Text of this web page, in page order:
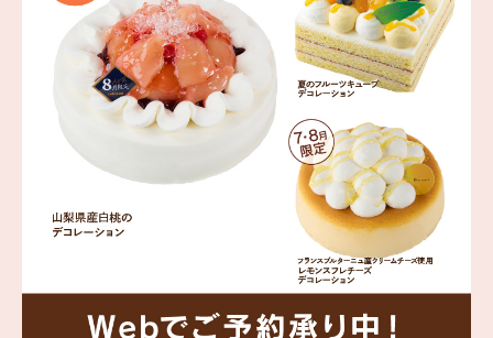
岳や末広がりを意味す
雄大な八ヶ岳山麓の自
る、こだわりのスイー
Indonesia
Singapore
Malaysia
Hong Kong
UAE
Thailand
Vietnam